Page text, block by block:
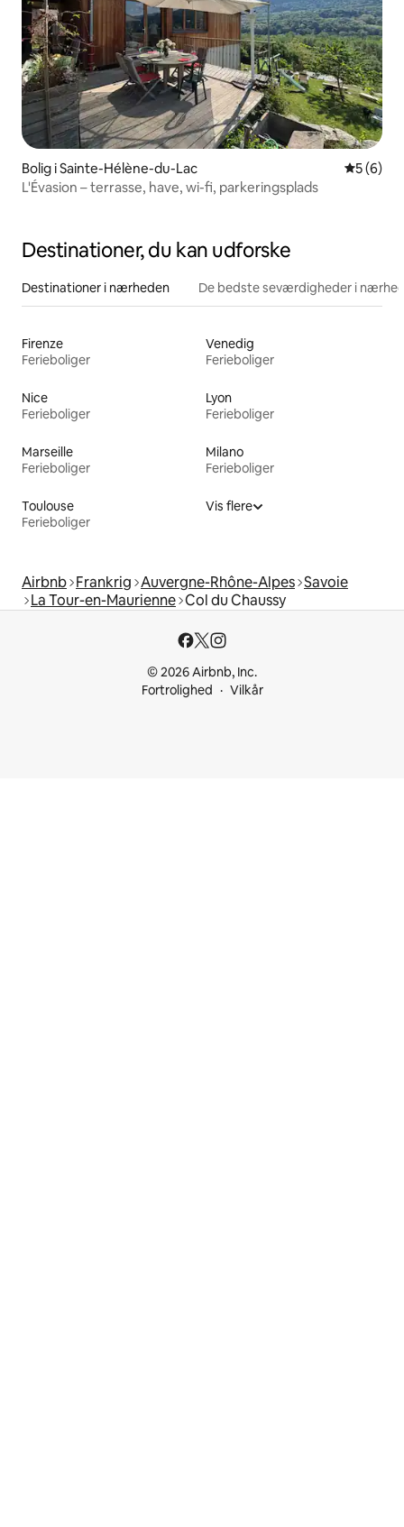
Bolig i Sainte-Hélène-du-Lac 5 ud af 5
5 (6)
L'Évasion – terrasse, have, wi-fi, parkeringsplads
Destinationer, du kan udforske
Destinationer i nærheden De bedste seværdigheder i
Firenze
Ferieboliger
Venedig
Ferieboliger
Nice
Ferieboliger
Lyon
Ferieboliger
Marseille
Ferieboliger
Milano
Ferieboliger
Toulouse
Ferieboliger
Vis flere
Airbnb Frankrig Auvergne-Rhône-Alpes Savoie
La Tour-en-Maurienne Col du Chaussy
© 2026 Airbnb, Inc.
Fortrolighed
Vilkår